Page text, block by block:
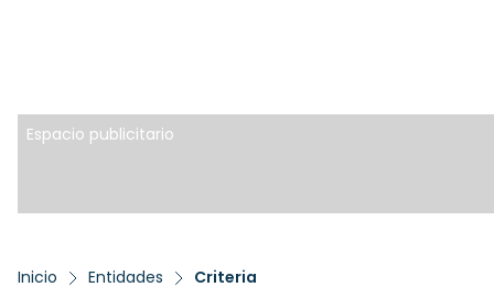
Espacio publicitario
Inicio Entidades Criteria